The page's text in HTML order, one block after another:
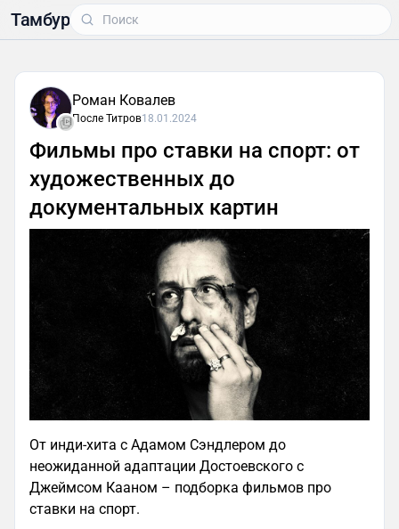
Тамбур
Роман Ковалев
После Титров18.01.2024
Фильмы про ставки на спорт: от
художественных до
документальных картин
От инди-хита с Адамом Сэндлером до
неожиданной адаптации Достоевского с
Джеймсом Кааном – подборка фильмов про
ставки на спорт.